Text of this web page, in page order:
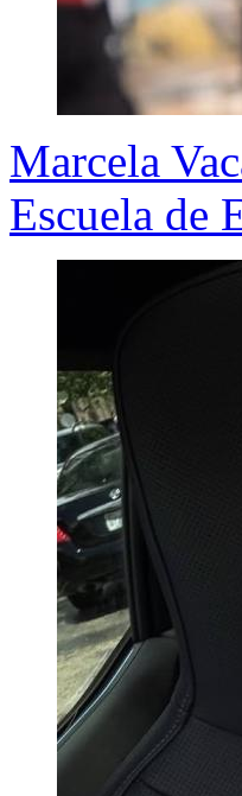
Marcela
Escuela de